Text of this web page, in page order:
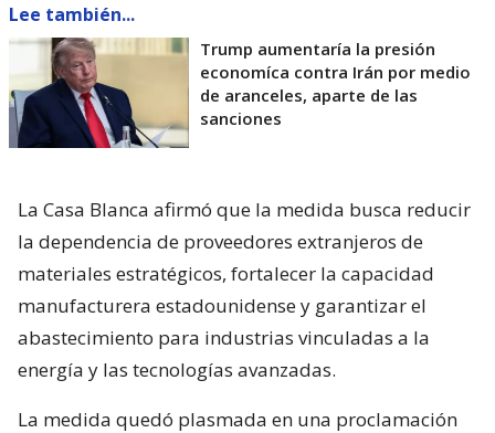
Lee también...
Trump aumentaría la presión
economíca contra Irán por medio
de aranceles, aparte de las
sanciones
La Casa Blanca afirmó que la medida busca reducir
la dependencia de proveedores extranjeros de
materiales estratégicos, fortalecer la capacidad
manufacturera estadounidense y garantizar el
abastecimiento para industrias vinculadas a la
energía y las tecnologías avanzadas.
La medida quedó plasmada en una proclamación